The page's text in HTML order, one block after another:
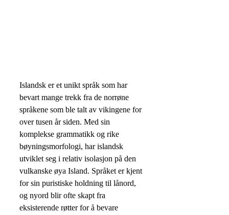
Islandsk er et unikt språk som har
bevart mange trekk fra de norrøne
språkene som ble talt av vikingene for
over tusen år siden. Med sin
komplekse grammatikk og rike
bøyningsmorfologi, har islandsk
utviklet seg i relativ isolasjon på den
vulkanske øya Island. Språket er kjent
for sin puristiske holdning til lånord,
og nyord blir ofte skapt fra
eksisterende røtter for å bevare